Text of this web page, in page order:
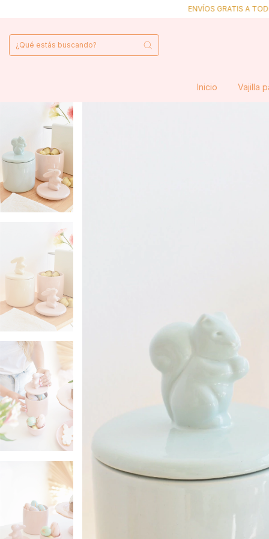
ENVÍOS GRATIS A TODO EL PAÍS A
Inicio Vajilla